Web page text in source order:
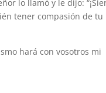
lo llamó y le dijo:
tener compasión de tu
hará con vosotros mi